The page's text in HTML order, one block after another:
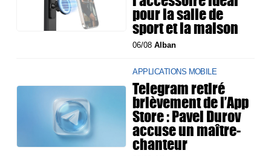
pour la salle de
sport et la maison
06/08Alban
APPLICATIONS MOBILE
Telegram retiré
brièvement de l’App
Store : Pavel Durov
accuse un maître-
chanteur